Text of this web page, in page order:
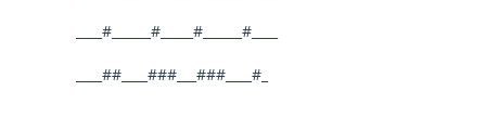
____#______#_____#______#____
____##____###___###____#_